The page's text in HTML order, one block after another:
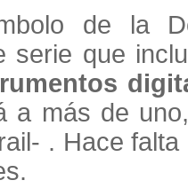
de la
serie que
a más de
. Hace